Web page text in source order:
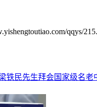
qqys/
铁民先生拜会国家级名老